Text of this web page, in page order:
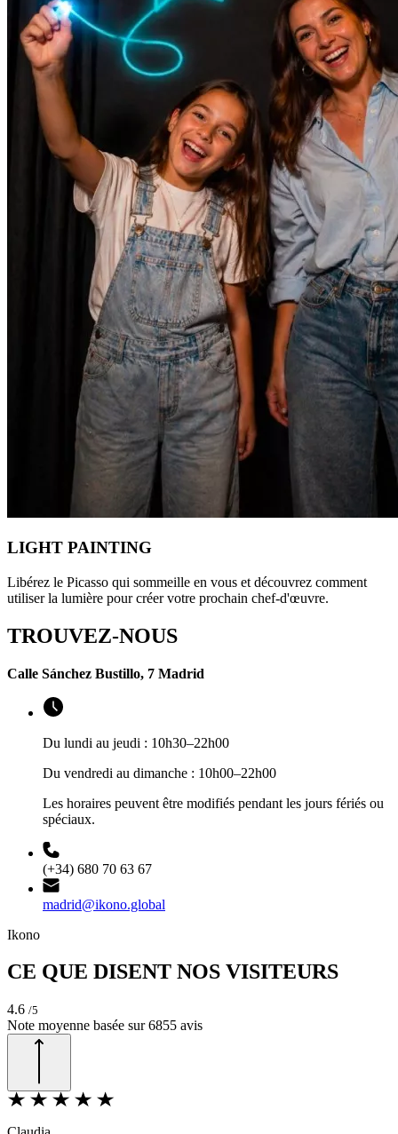
LIGHT PAINTING
Libérez le Picasso qui sommeille en vous et découvrez comment
utiliser la lumière pour créer votre prochain chef-d'œuvre.
TROUVEZ-NOUS
Calle Sánchez Bustillo, 7 Madrid
Du lundi au jeudi : 10h30–22h00
Du vendredi au dimanche : 10h00–22h00
Les horaires peuvent être modifiés pendant les jours fériés ou
spéciaux.
(+34) 680 70 63 67
madrid@ikono.global
Ikono
CE QUE DISENT NOS VISITEURS
4.6 /5
Note moyenne basée sur6855 avis